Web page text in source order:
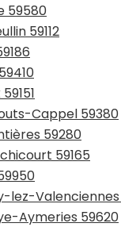
59580
59112
Cappel 59380
59280
59165
lez-
Aymeries 59620